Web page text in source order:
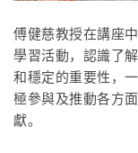
傅健慈教授在講座
學習活動，認識了
和穩定的重要性，
極參與及推動各方
獻。